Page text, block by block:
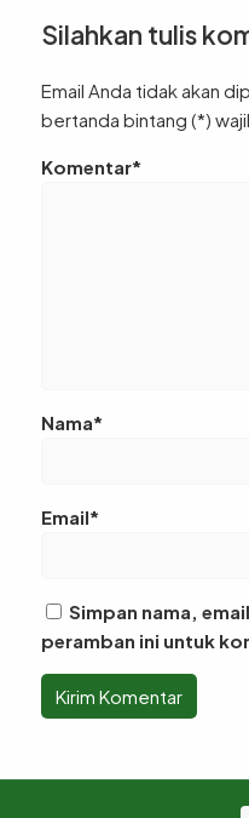
Silahkan tulis
Email Anda tidak akan
bertanda bintang (*)
Komentar*
Nama*
Email*
Simpan nama,
peramban ini untuk